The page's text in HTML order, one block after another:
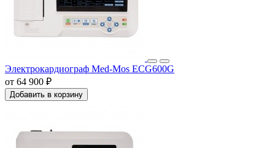
Электрокардиограф Med-Mos ECG600G
от 64 900 ₽
Добавить в корзину